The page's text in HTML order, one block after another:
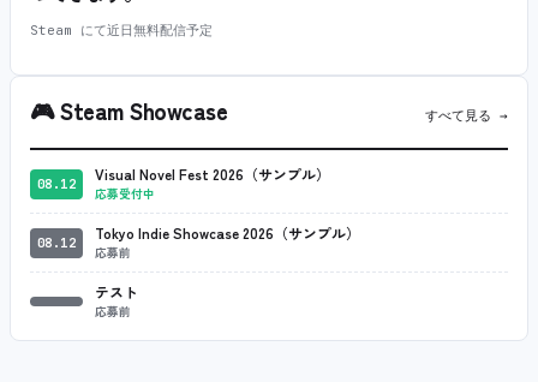
Steam にて近日無料配信予定
🎮Steam Showcase すべて見る →
08.12 Visual Novel Fest 2026（サンプル）
応募受付中
08.12 Tokyo Indie Showcase 2026（サンプル）
応募前
テスト
応募前